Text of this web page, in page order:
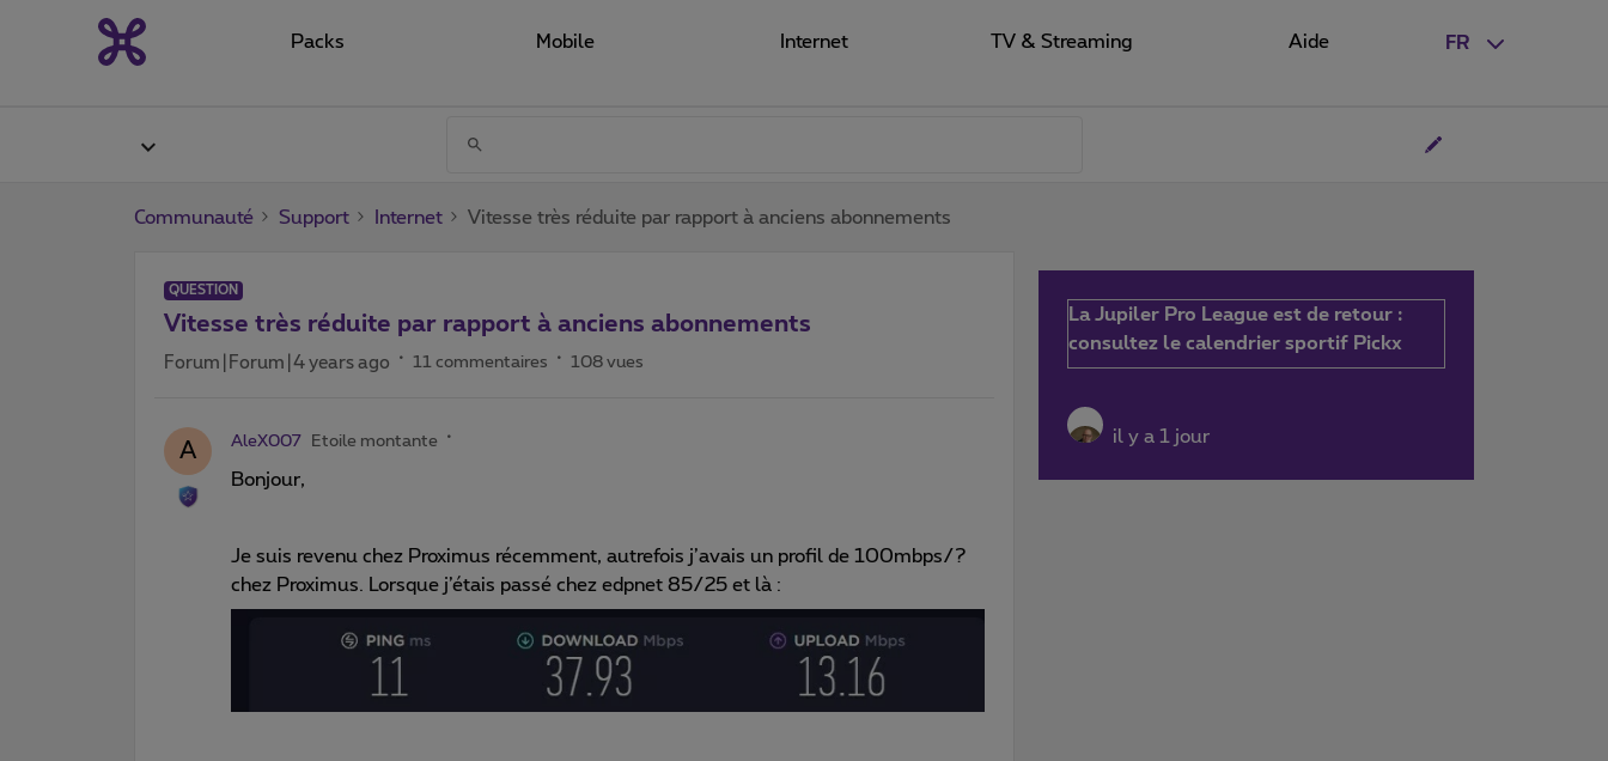
FR
Packs Mobile Internet TV & Streaming Aide
Communauté Support Internet Vitesse très réduite par rapport à anciens abonnements
QUESTION
Vitesse très réduite par rapport à anciens abonnements
Forum|Forum|4 years ago 11 commentaires 108 vues
A AleX007 Etoile montante
Bonjour,
Je suis revenu chez Proximus récemment, autrefois j’avais un profil de 100mbps/?
chez Proximus. Lorsque j’étais passé chez edpnet 85/25 et là :
La Jupiler Pro League est de retour :
consultez le calendrier sportif Pickx
il y a 1 jour